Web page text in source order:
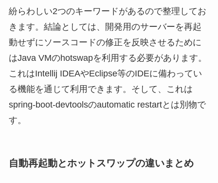
紛らわしい2つのキーワードがあるので整理してお
きます。結論としては、開発用のサーバーを再起
動せずにソースコードの修正を反映させるために
はJava VMのhotswapを利用する必要があります。
これはIntellij IDEAやEclipse等のIDEに備わってい
る機能を通じて利用できます。そして、これは
spring-boot-devtoolsのautomatic restartとは別物で
す。
自動再起動とホットスワップの違いまとめ